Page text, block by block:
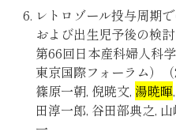
レトロゾール投与周期
および出生児予後の検討
第66回日本産科婦人科
東京国際フォーラム）（
篠原一朝, 倪暁文, 湯暁暉
田淳一郎, 谷田部典之,
一